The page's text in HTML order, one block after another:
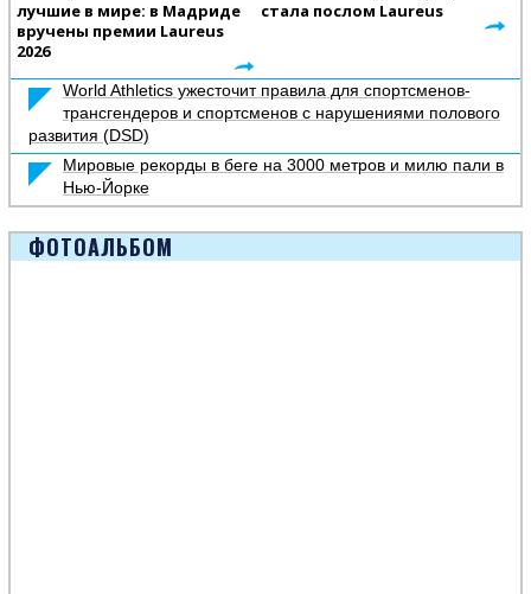
лучшие в мире: в Мадриде
вручены премии Laureus
2026
стала послом Laureus
World Athletics ужесточит правила для спортсменов-
трансгендеров и спортсменов с нарушениями полового
развития (DSD)
Мировые рекорды в беге на 3000 метров и милю пали в
Нью-Йорке
ФОТОАЛЬБОМ